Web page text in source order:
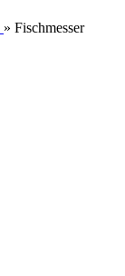
» Fischmesser